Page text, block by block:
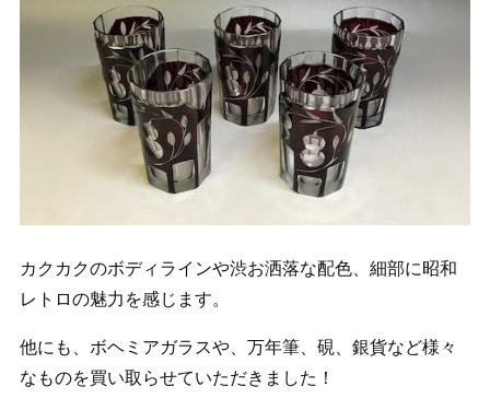
カクカクのボディラインや渋お洒落な配色、細部に昭和
レトロの魅力を感じます。
他にも、ボヘミアガラスや、万年筆、硯、銀貨など様々
なものを買い取らせていただきました！